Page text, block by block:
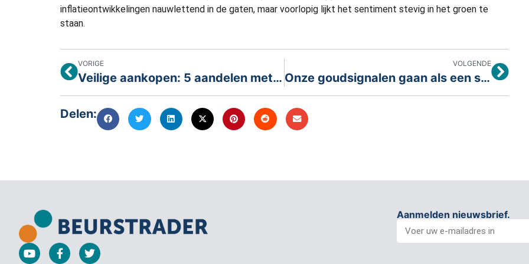
inflatieontwikkelingen nauwlettend in de gaten, maar voorlopig lijkt het sentiment stevig in het groen te
staan.
VORIGE
Veilige aankopen: 5 aandelen met historisch lage risicorating
VOLGENDE
Onze goudsignalen gaan als een speer!
Delen:
Aanmelden nieuwsbrief.